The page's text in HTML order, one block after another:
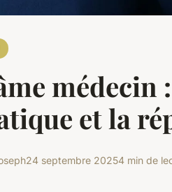
médecin
et la
24 septembre 20254 min de